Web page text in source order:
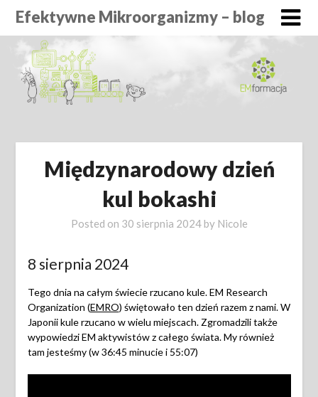
Efektywne Mikroorganizmy – blog
Międzynarodowy dzień
kul bokashi
Posted on 30 sierpnia 2024by Nicole
8 sierpnia 2024
Tego dnia na całym świecie rzucano kule. EM Research
Organization (EMRO) świętowało ten dzień razem z nami. W
Japonii kule rzucano w wielu miejscach. Zgromadzili także
wypowiedzi EM aktywistów z całego świata. My również
tam jesteśmy (w 36:45 minucie i 55:07)